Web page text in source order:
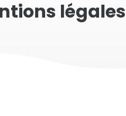
légales